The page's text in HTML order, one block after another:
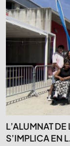
L’ALUMNAT DE
S’IMPLICA EN